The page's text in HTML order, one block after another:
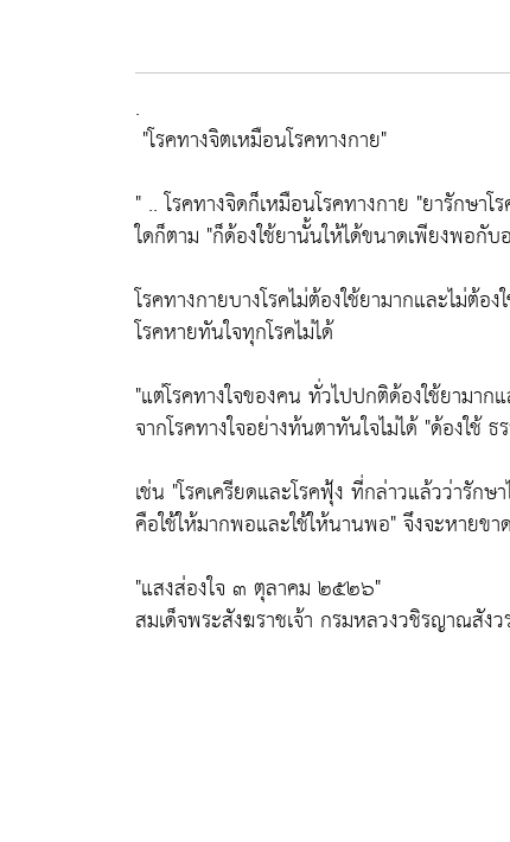
.
"โรคทางจิตเหมือนโรคทางกาย"
" .. โรคทางจิดก็เหมือนโรคทางกาย "ยารักษาโ
ใดก็ตาม "ก็ด้องใช้ยานั้นให้ได้ขนาดเพียงพอกับ
โรคทางกายบางโรคไม่ต้องใช้ยามากและไม่ต้อง
โรคหายทันใจทุกโรคไม่ได้
"แต่โรคทางใจของคน ทั่วไปปกติด้องใช้ยามาก
จากโรคทางใจอย่างท้นตาทันใจไม่ได้"ด้องใช้
เช่น "โรคเครียดและโรคฟุ้ง ที่กล่าวแล้วว่ารัก
คือใช้ให้มากพอและใช้ให้นานพอ"จึงจะหายขา
"แสงส่องใจ ๓ ตุลาคม ๒๕๒๖"
สมเด็จพระสังฆราชเจ้า กรมหลวงวชิรญาณสังว